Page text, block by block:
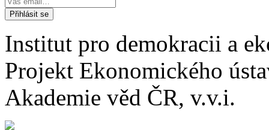
Institut pro demokracii a
Projekt Ekonomického
Akademie věd ČR, v.v.i.